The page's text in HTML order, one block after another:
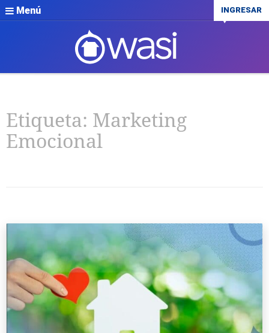
Menú INGRESAR
Etiqueta: Marketing
Emocional